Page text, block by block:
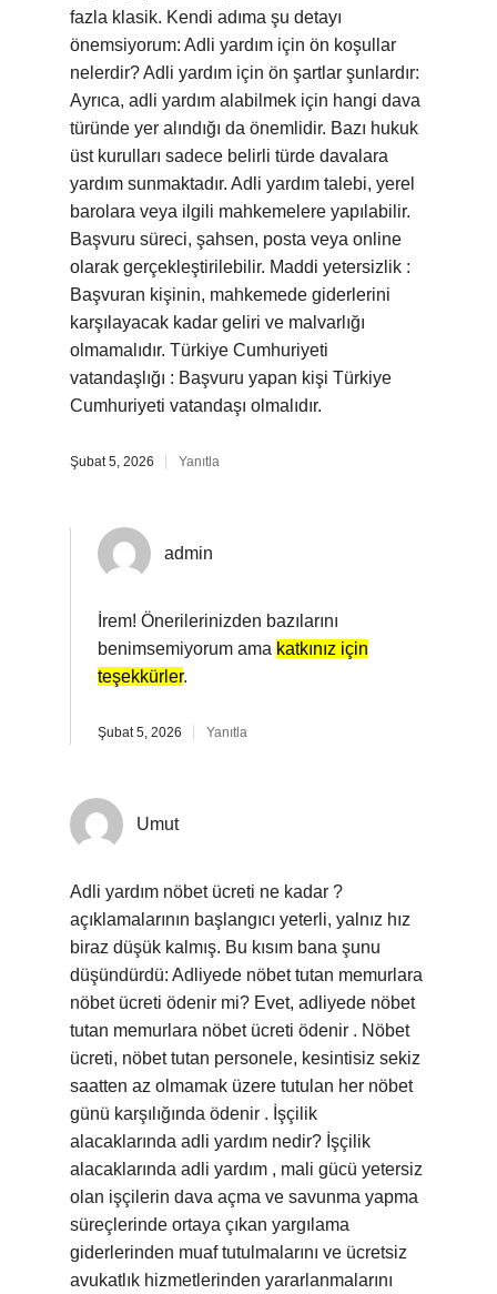
fazla klasik. Kendi adıma şu detayı
önemsiyorum: Adli yardım için ön koşullar
nelerdir? Adli yardım için ön şartlar şunlardır:
Ayrıca, adli yardım alabilmek için hangi dava
türünde yer alındığı da önemlidir. Bazı hukuk
üst kurulları sadece belirli türde davalara
yardım sunmaktadır. Adli yardım talebi, yerel
barolara veya ilgili mahkemelere yapılabilir.
Başvuru süreci, şahsen, posta veya online
olarak gerçekleştirilebilir. Maddi yetersizlik :
Başvuran kişinin, mahkemede giderlerini
karşılayacak kadar geliri ve malvarlığı
olmamalıdır. Türkiye Cumhuriyeti
vatandaşlığı : Başvuru yapan kişi Türkiye
Cumhuriyeti vatandaşı olmalıdır.
Şubat 5, 2026 Yanıtla
admin
İrem! Önerilerinizden bazılarını
benimsemiyorum ama katkınız için
teşekkürler.
Şubat 5, 2026 Yanıtla
Umut
Adli yardım nöbet ücreti ne kadar ?
açıklamalarının başlangıcı yeterli, yalnız hız
biraz düşük kalmış. Bu kısım bana şunu
düşündürdü: Adliyede nöbet tutan memurlara
nöbet ücreti ödenir mi? Evet, adliyede nöbet
tutan memurlara nöbet ücreti ödenir . Nöbet
ücreti, nöbet tutan personele, kesintisiz sekiz
saatten az olmamak üzere tutulan her nöbet
günü karşılığında ödenir . İşçilik
alacaklarında adli yardım nedir? İşçilik
alacaklarında adli yardım , mali gücü yetersiz
olan işçilerin dava açma ve savunma yapma
süreçlerinde ortaya çıkan yargılama
giderlerinden muaf tutulmalarını ve ücretsiz
avukatlık hizmetlerinden yararlanmalarını